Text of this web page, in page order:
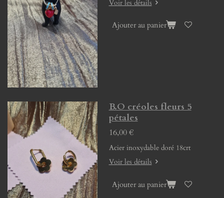
Voir les détails
Ajouter au panier
B.O créoles fleurs 5
pétales
16,00 €
Acier inoxydable doré 18crt
Voir les détails
Ajouter au panier